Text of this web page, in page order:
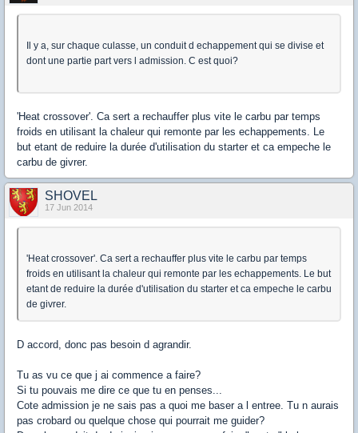
Il y a, sur chaque culasse, un conduit d echappement qui se divise et
dont une partie part vers l admission. C est quoi?
'Heat crossover'. Ca sert a rechauffer plus vite le carbu par temps
froids en utilisant la chaleur qui remonte par les echappements. Le
but etant de reduire la durée d'utilisation du starter et ca empeche le
carbu de givrer.
SHOVEL
17 Jun 2014
'Heat crossover'. Ca sert a rechauffer plus vite le carbu par temps
froids en utilisant la chaleur qui remonte par les echappements. Le but
etant de reduire la durée d'utilisation du starter et ca empeche le carbu
de givrer.
D accord, donc pas besoin d agrandir.
Tu as vu ce que j ai commence a faire?
Si tu pouvais me dire ce que tu en penses...
Cote admission je ne sais pas a quoi me baser a l entree. Tu n aurais
pas crobard ou quelque chose qui pourrait me guider?